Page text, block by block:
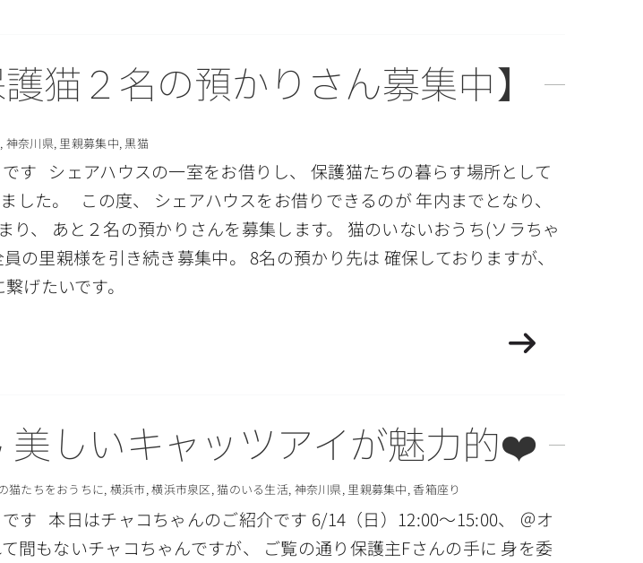
猫２名の預かりさん募集中】
, 神奈川県, 里親募集中,黒猫
す シェアハウスの一室をお借りし、 保護猫たちの暮らす場所として
した。 この度、 シェアハウスをお借りできるのが 年内までとなり、
、 あと２名の預かりさんを募集します。 猫のいないおうち(ソラちゃ
里親様を引き続き募集中。 8名の預かり先は 確保しておりますが、
げたいです。
美しいキャッツアイが魅力的❤️
猫たちをおうちに, 横浜市,横浜市泉区,猫のいる生活, 神奈川県, 里親募集中,香箱座り
す 本日はチャコちゃんのご紹介です 6/14（日）12:00〜15:00、 ＠オ
もないチャコちゃんですが、 ご覧の通り保護主Fさんの手に 身を委